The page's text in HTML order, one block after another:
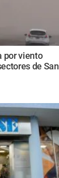
por viento
de San